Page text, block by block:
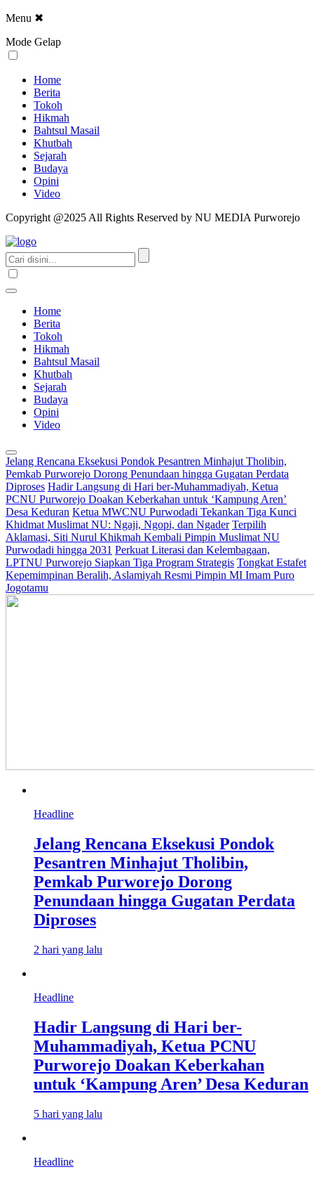
Menu ✖
Mode Gelap
Home
Berita
Tokoh
Hikmah
Bahtsul Masail
Khutbah
Sejarah
Budaya
Opini
Video
Copyright @2025 All Rights Reserved by NU MEDIA Purworejo
Home
Berita
Tokoh
Hikmah
Bahtsul Masail
Khutbah
Sejarah
Budaya
Opini
Video
Jelang Rencana Eksekusi Pondok Pesantren Minhajut Tholibin,
Pemkab Purworejo Dorong Penundaan hingga Gugatan Perdata
Diproses Hadir Langsung di Hari ber-Muhammadiyah, Ketua
PCNU Purworejo Doakan Keberkahan untuk ‘Kampung Aren’
Desa Keduran Ketua MWCNU Purwodadi Tekankan Tiga Kunci
Khidmat Muslimat NU: Ngaji, Ngopi, dan Ngader Terpilih
Aklamasi, Siti Nurul Khikmah Kembali Pimpin Muslimat NU
Purwodadi hingga 2031 Perkuat Literasi dan Kelembagaan,
LPTNU Purworejo Siapkan Tiga Program Strategis Tongkat Estafet
Kepemimpinan Beralih, Aslamiyah Resmi Pimpin MI Imam Puro
Jogotamu
Headline
Jelang Rencana Eksekusi Pondok
Pesantren Minhajut Tholibin,
Pemkab Purworejo Dorong
Penundaan hingga Gugatan Perdata
Diproses
2 hari yang lalu
Headline
Hadir Langsung di Hari ber-
Muhammadiyah, Ketua PCNU
Purworejo Doakan Keberkahan
untuk ‘Kampung Aren’ Desa Keduran
5 hari yang lalu
Headline